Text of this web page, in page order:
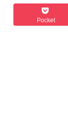
Pocket